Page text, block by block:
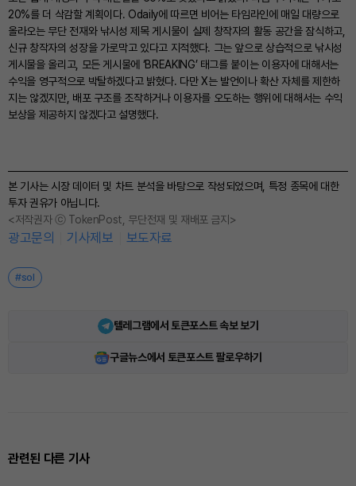
20%를 더 삭감할 계획이다. Odaily에 따르면 비어는 타임라인에 매일 대량으로
올라오는 무단 전재와 낚시성 제목 게시물이 실제 창작자의 활동 공간을 잠식하고,
신규 창작자의 성장을 가로막고 있다고 지적했다. 그는 앞으로 상습적으로 낚시성
게시물을 올리고, 모든 게시물에 ‘BREAKING’ 태그를 붙이는 이용자에 대해서는
수익을 영구적으로 박탈하겠다고 밝혔다. 다만 X는 발언이나 확산 자체를 제한하
지는 않겠지만, 배포 구조를 조작하거나 이용자를 오도하는 행위에 대해서는 수익
보상을 제공하지 않겠다고 설명했다.
본 기사는 시장 데이터 및 차트 분석을 바탕으로 작성되었으며, 특정 종목에 대한
투자 권유가 아닙니다.
<저작권자 ⓒ TokenPost, 무단전재 및 재배포 금지>
광고문의 기사제보 보도자료
#sol
텔레그램에서 토큰포스트 속보 보기
구글뉴스에서 토큰포스트 팔로우하기
관련된 다른 기사